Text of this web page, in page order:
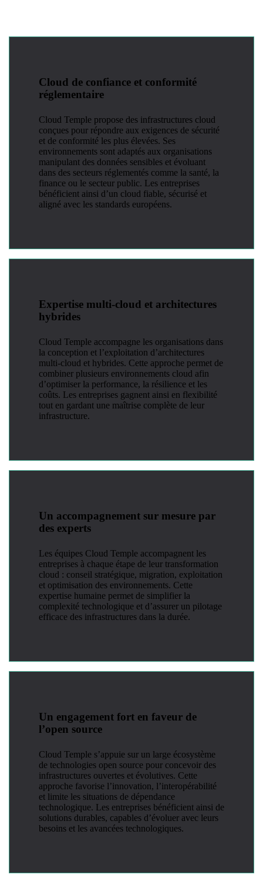
Cloud de confiance et conformité
réglementaire
Cloud Temple propose des infrastructures cloud
conçues pour répondre aux exigences de sécurité
et de conformité les plus élevées. Ses
environnements sont adaptés aux organisations
manipulant des données sensibles et évoluant
dans des secteurs réglementés comme la santé, la
finance ou le secteur public. Les entreprises
bénéficient ainsi d’un cloud fiable, sécurisé et
aligné avec les standards européens.
Expertise multi-cloud et architectures
hybrides
Cloud Temple accompagne les organisations dans
la conception et l’exploitation d’architectures
multi-cloud et hybrides. Cette approche permet de
combiner plusieurs environnements cloud afin
d’optimiser la performance, la résilience et les
coûts. Les entreprises gagnent ainsi en flexibilité
tout en gardant une maîtrise complète de leur
infrastructure.
Un accompagnement sur mesure par
des experts
Les équipes Cloud Temple accompagnent les
entreprises à chaque étape de leur transformation
cloud : conseil stratégique, migration, exploitation
et optimisation des environnements. Cette
expertise humaine permet de simplifier la
complexité technologique et d’assurer un pilotage
efficace des infrastructures dans la durée.
Un engagement fort en faveur de
l’open source
Cloud Temple s’appuie sur un large écosystème
de technologies open source pour concevoir des
infrastructures ouvertes et évolutives. Cette
approche favorise l’innovation, l’interopérabilité
et limite les situations de dépendance
technologique. Les entreprises bénéficient ainsi de
solutions durables, capables d’évoluer avec leurs
besoins et les avancées technologiques.